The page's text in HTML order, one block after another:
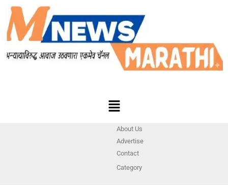
About Us
Advertise
Contact
Category